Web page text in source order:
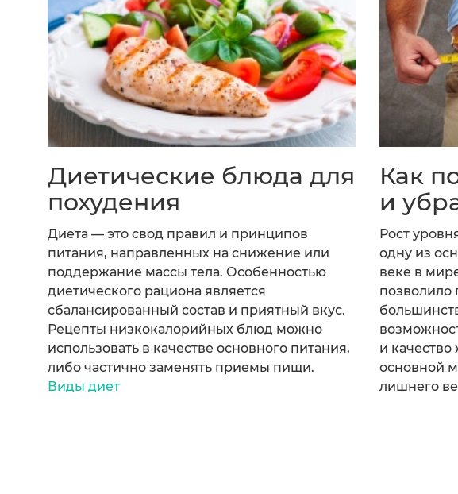
Диетические блюда для
похудения
Диета — это свод правил и принципов
питания, направленных на снижение или
поддержание массы тела. Особенностью
диетического рациона является
сбалансированный состав и приятный вкус.
Рецепты низкокалорийных блюд можно
использовать в качестве основного питания,
либо частично заменять приемы пищи.
Виды диет
Как
и
Рост
одну из
веке в
позволило
и качество
основной
лишнего